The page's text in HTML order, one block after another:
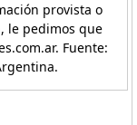
provista o
le pedimos que
Fuente: